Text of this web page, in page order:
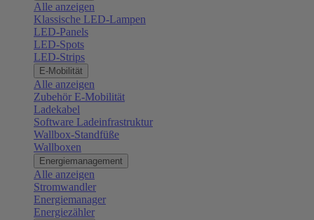
Alle anzeigen
Klassische LED-Lampen
LED-Panels
LED-Spots
LED-Strips
E-Mobilität
Alle anzeigen
Zubehör E-Mobilität
Ladekabel
Software Ladeinfrastruktur
Wallbox-Standfüße
Wallboxen
Energiemanagement
Alle anzeigen
Stromwandler
Energiemanager
Energiezähler